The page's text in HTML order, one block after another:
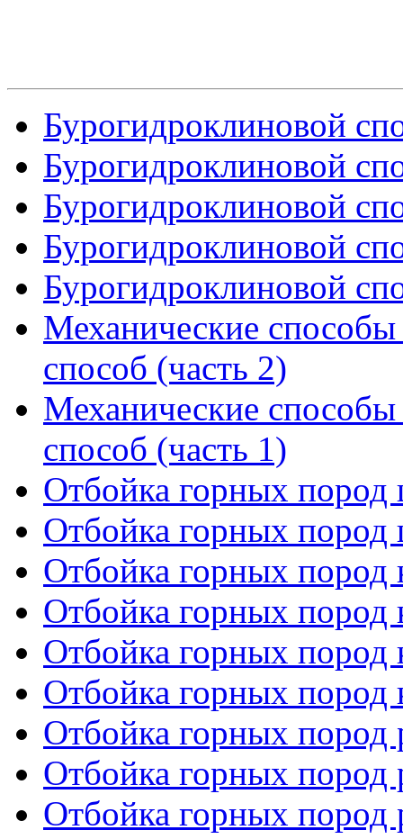
Бурогидроклиновой
Бурогидроклиновой
Бурогидроклиновой
Бурогидроклиновой
Бурогидроклиновой
Механические
способ (часть 2)
Механические
способ (часть 1)
Отбойка горных
Отбойка горных
Отбойка горных пород
Отбойка горных пород
Отбойка горных пород
Отбойка горных пород
Отбойка горных пород
Отбойка горных пород
Отбойка горных пород